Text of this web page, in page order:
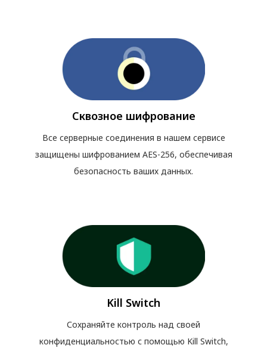
Сквозное шифрование
Все серверные соединения в нашем сервисе
защищены шифрованием AES-256, обеспечивая
безопасность ваших данных.
Kill Switch
Сохраняйте контроль над своей
конфиденциальностью с помощью Kill Switch,